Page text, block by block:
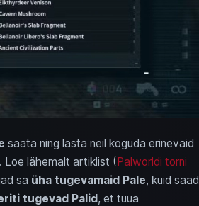
saata ning lasta neil koguda erinevaid
Loe lähemalt artiklist (Palworldi torni
sa üha tugevamaid Pale, kuid saad
tugevad Palid, et tuua